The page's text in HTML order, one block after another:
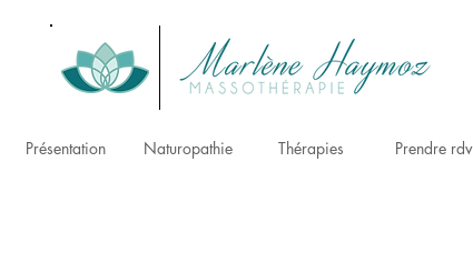
Présentation Naturopathie Thérapies Prendre rdv